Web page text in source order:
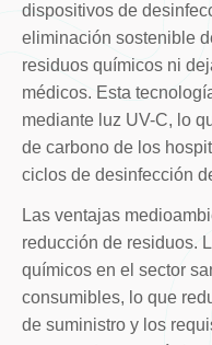
dispositivos de
eliminación sostenible
residuos químicos ni
médicos. Esta
mediante luz UV-C, lo
de carbono de los
ciclos de desinfección
Las ventajas
reducción de residuos.
químicos en el sector
consumibles, lo que
de suministro y los